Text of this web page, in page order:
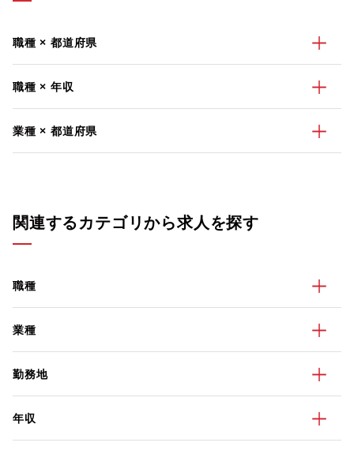
職種 × 都道府県
職種 × 年収
業種 × 都道府県
関連するカテゴリから求人を探す
職種
業種
勤務地
年収